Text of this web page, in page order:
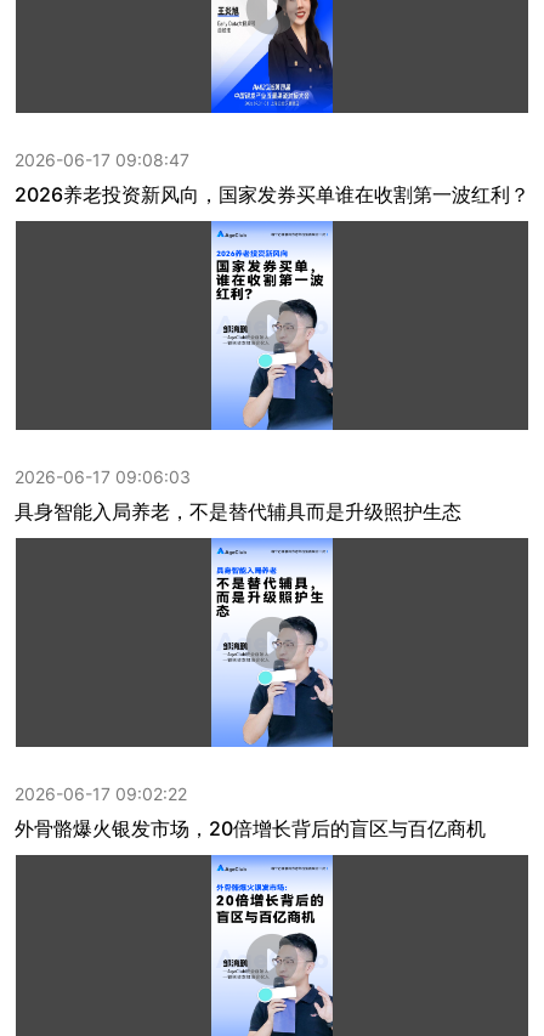
2026-06-17 09:08:47
2026养老投资新风向，国家发券买单谁在收割第一波红利？
2026-06-17 09:06:03
具身智能入局养老，不是替代辅具而是升级照护生态
2026-06-17 09:02:22
外骨骼爆火银发市场，20倍增长背后的盲区与百亿商机